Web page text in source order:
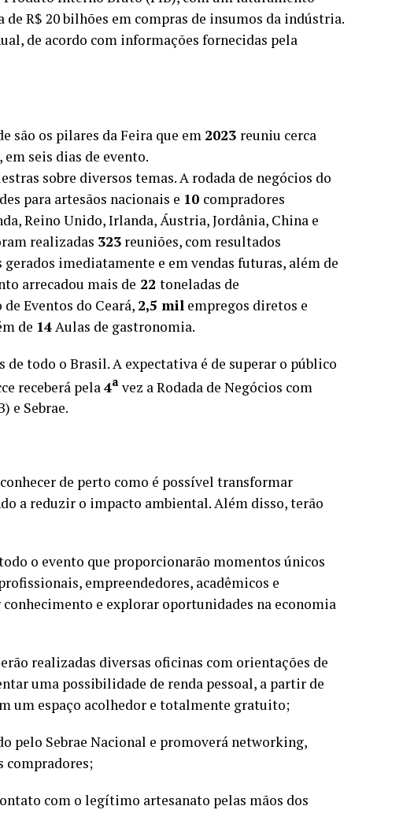
R$ 20 bilhões em compras de insumos da indústria.
de acordo com informações fornecidas pela
são os pilares da Feira que em 2023 reuniu cerca
em seis dias de evento.
sobre diversos temas. A rodada de negócios do
para artesãos nacionais e 10 compradores
Reino Unido, Irlanda, Áustria, Jordânia, China e
realizadas 323 reuniões, com resultados
gerados imediatamente e em vendas futuras, além de
arrecadou mais de 22 toneladas de
Eventos do Ceará, 2,5 mil empregos diretos e
de 14 Aulas de gastronomia.
de todo o Brasil. A expectativa é de superar o público
receberá pela 4a vez a Rodada de Negócios com
e Sebrae.
de perto como é possível transformar
a reduzir o impacto ambiental. Além disso, terão
o evento que proporcionarão momentos únicos
empreendedores, acadêmicos e
e explorar oportunidades na economia
realizadas diversas oficinas com orientações de
uma possibilidade de renda pessoal, a partir de
um espaço acolhedor e totalmente gratuito;
pelo Sebrae Nacional e promoverá networking,
compradores;
com o legítimo artesanato pelas mãos dos